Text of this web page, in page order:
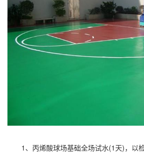
1、 丙烯酸球场基础全场试水(1天)，以